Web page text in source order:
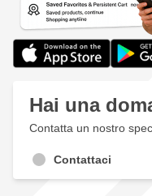
Hai una
Contatta un nostro
Contattaci